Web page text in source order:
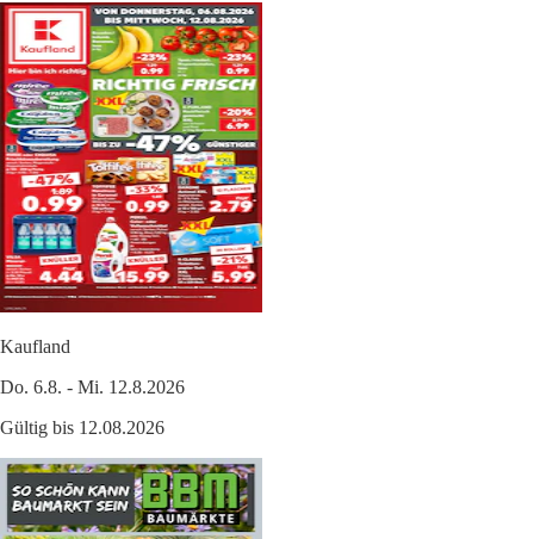
Kaufland
Do. 6.8. - Mi. 12.8.2026
Gültig bis 12.08.2026